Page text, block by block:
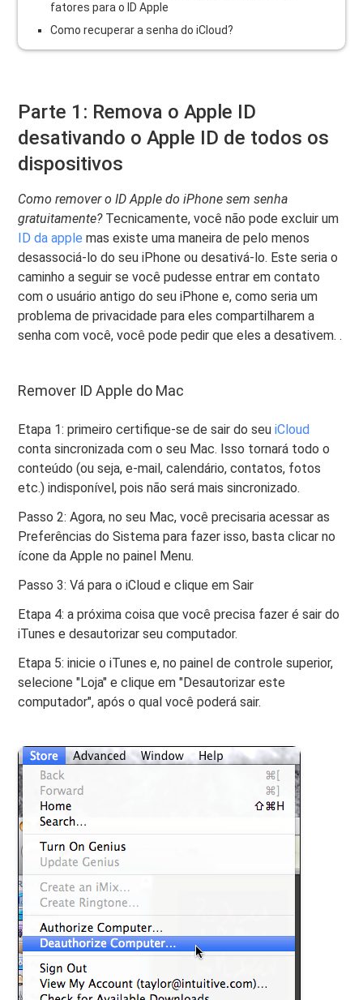
fatores para o ID Apple
Como recuperar a senha do iCloud?
Parte 1: Remova o Apple ID
desativando o Apple ID de todos os
dispositivos
Como remover o ID Apple do iPhone sem senha
gratuitamente? Tecnicamente, você não pode excluir um
ID da apple mas existe uma maneira de pelo menos
desassociá-lo do seu iPhone ou desativá-lo. Este seria o
caminho a seguir se você pudesse entrar em contato
com o usuário antigo do seu iPhone e, como seria um
problema de privacidade para eles compartilharem a
senha com você, você pode pedir que eles a desativem. .
Remover ID Apple do Mac
Etapa 1: primeiro certifique-se de sair do seuiCloud
conta sincronizada com o seu Mac. Isso tornará todo o
conteúdo (ou seja, e-mail, calendário, contatos, fotos
etc.) indisponível, pois não será mais sincronizado.
Passo 2: Agora, no seu Mac, você precisaria acessar as
Preferências do Sistema para fazer isso, basta clicar no
ícone da Apple no painel Menu.
Passo 3: Vá para o iCloud e clique em Sair
Etapa 4: a próxima coisa que você precisa fazer é sair do
iTunes e desautorizar seu computador.
Etapa 5: inicie o iTunes e, no painel de controle superior,
selecione "Loja" e clique em "Desautorizar este
computador", após o qual você poderá sair.